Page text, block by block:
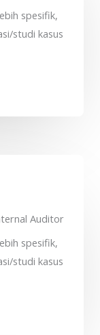
spesifik,
studi kasus
Auditor
spesifik,
studi kasus